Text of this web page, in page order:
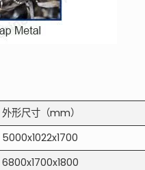
外形尺寸（mm）
5000x1022x1700
6800x1700x1800